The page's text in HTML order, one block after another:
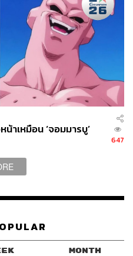
าเหมือน ‘จอมมารบู’
647
MONTH